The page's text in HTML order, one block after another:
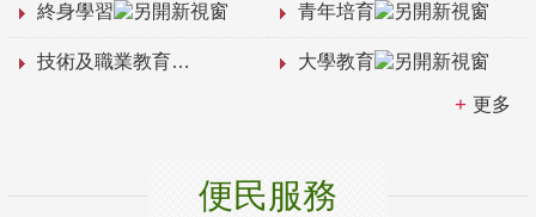
終身學習 青年培育
技術及職業教育 大學教育
更多
便民服務